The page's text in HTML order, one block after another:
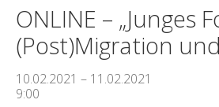
ONLINE – „Junges
(Post)Migration
10.02.2021 – 11.02.2021
9:00